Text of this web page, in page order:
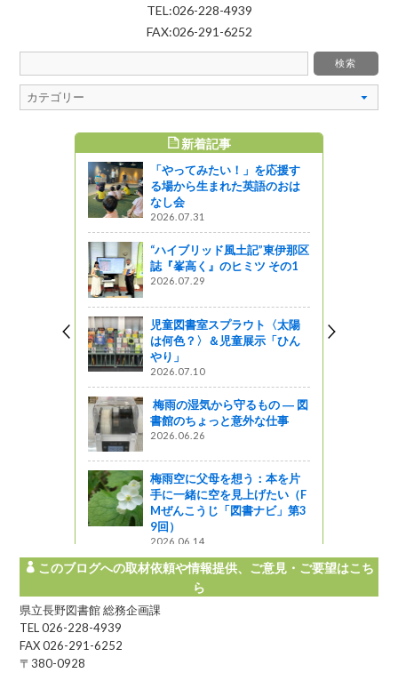
TEL:026-228-4939
FAX:026-291-6252
新着記事
「やってみたい！」を応援す
る場から生まれた英語のおは
なし会
2026.07.31
“ハイブリッド風土記”東伊那区
誌『峯高く』のヒミツ その1
2026.07.29
児童図書室スプラウト〈太陽
は何色？〉＆児童展示「ひん
やり」
2026.07.10
梅雨の湿気から守るもの ― 図
書館のちょっと意外な仕事
2026.06.26
梅雨空に父母を想う：本を片
手に一緒に空を見上げたい（F
Mぜんこうじ「図書ナビ」第3
9回）
2026.06.14
このブログへの取材依頼や情報提供、ご意見・ご要望はこち
ら
県立長野図書館 総務企画課
TEL 026-228-4939
FAX 026-291-6252
〒380-0928